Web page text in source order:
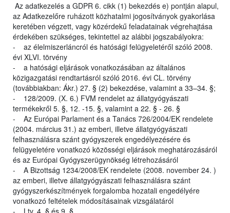
Az adatkezelés a GDPR 6. cikk (1) bekezdés e) pontján alapul,
az Adatkezelőre ruházott közhatalmi jogosítványok gyakorlása
keretében végzett, vagy közérdekű feladatainak végrehajtása
érdekében szükséges, tekintettel az alábbi jogszabályokra:
- az élelmiszerláncról és hatósági felügyeletéről szóló 2008.
évi XLVI. törvény
- a hatósági eljárások vonatkozásában az általános
közigazgatási rendtartásról szóló 2016. évi CL. törvény
(továbbiakban: Ákr.) 27. § (2) bekezdése, valamint a 33–34. §;
- 128/2009. (X. 6.) FVM rendelet az állatgyógyászati
termékekről 5. §, 12. -15. §, valamint a 22. § - 26. §
- Az Európai Parlament és a Tanács 726/2004/EK rendelete
(2004. március 31.) az emberi, illetve állatgyógyászati
felhasználásra szánt gyógyszerek engedélyezésére és
felügyeletére vonatkozó közösségi eljárások meghatározásáról
és az Európai Gyógyszerügynökség létrehozásáról
- A Bizottság 1234/2008/EK rendelete (2008. november 24. )
az emberi, illetve állatgyógyászati felhasználásra szánt
gyógyszerkészítmények forgalomba hozatali engedélyére
vonatkozó feltételek módosításainak vizsgálatáról